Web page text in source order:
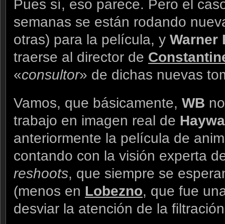
Pues sí, eso parece. Pero el
semanas se están rodando
otras) para la película, y Warner
traerse al director de
«consultor» de dichas nuevas
Vamos, que básicamente, WB
trabajo en imagen real de
anteriormente la película de
contando con la visión experta
reshoots, que siempre se
(menos en Lobezno, que fue
desviar la atención de la